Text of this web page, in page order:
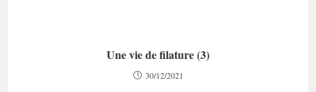
Une vie de filature (3)
30/12/2021